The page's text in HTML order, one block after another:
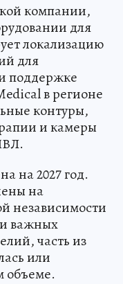
компании,
для
локализацию
для
поддержке
в регионе
контуры,
и камеры
на 2027 год.
на
независимости
важных
часть из
или
объеме.